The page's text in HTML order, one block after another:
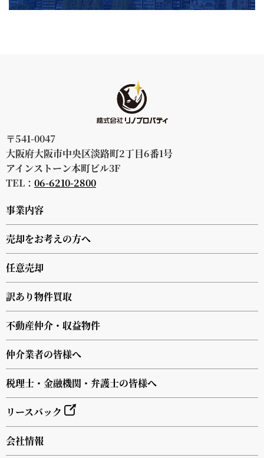
〒541-0047
大阪府大阪市中央区淡路町2丁目6番1号
アインストーン本町ビル3F
TEL： 06-6210-2800
事業内容
売却をお考えの方へ
任意売却
訳あり物件買取
不動産仲介・収益物件
仲介業者の皆様へ
税理士・金融機関・弁護士の皆様へ
リースバック
会社情報